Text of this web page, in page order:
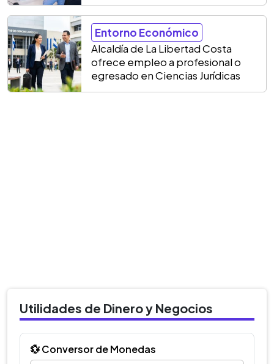
Entorno Económico
Alcaldía de La Libertad Costa
ofrece empleo a profesional o
egresado en Ciencias Jurídicas
Utilidades de Dinero y Negocios
💱 Conversor de Monedas